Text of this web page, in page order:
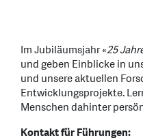
Im Jubiläumsjahr «25
und geben Einblicke in
und unsere aktuellen
Entwicklungsprojekte.
Menschen dahinter
Kontakt für Führungen: